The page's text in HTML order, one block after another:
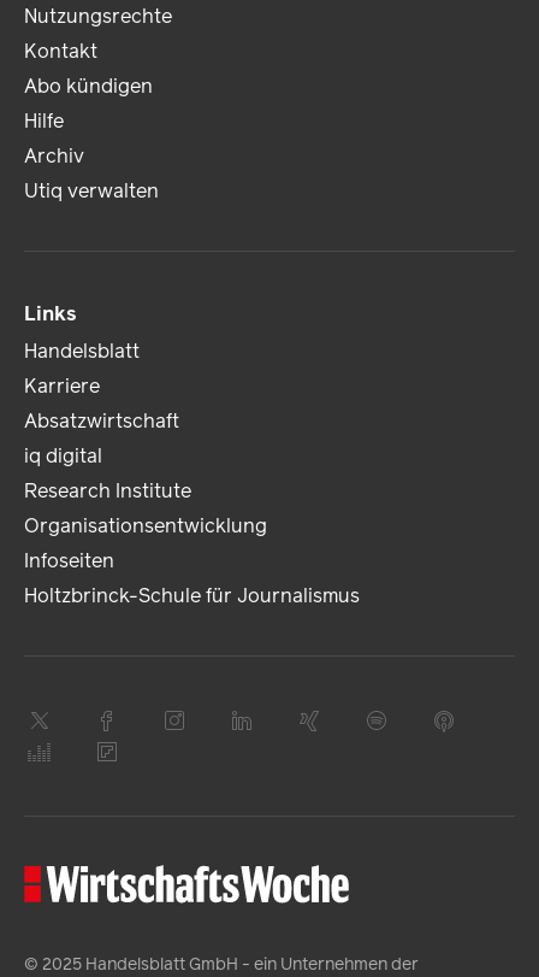
Nutzungsrechte
Kontakt
Abo kündigen
Hilfe
Archiv
Utiq verwalten
Links
Handelsblatt
Karriere
Absatzwirtschaft
iq digital
Research Institute
Organisationsentwicklung
Infoseiten
Holtzbrinck-Schule für Journalismus
© 2025 Handelsblatt GmbH - ein Unternehmen der